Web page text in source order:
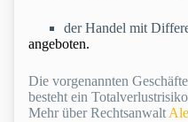
der Handel mit
angeboten.
Die vorgenannten
besteht ein
Mehr über Rechtsanwalt